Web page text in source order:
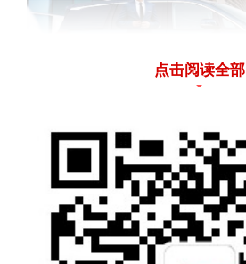
(传祺GM8宜商宜家大气外观)
点击阅读全部